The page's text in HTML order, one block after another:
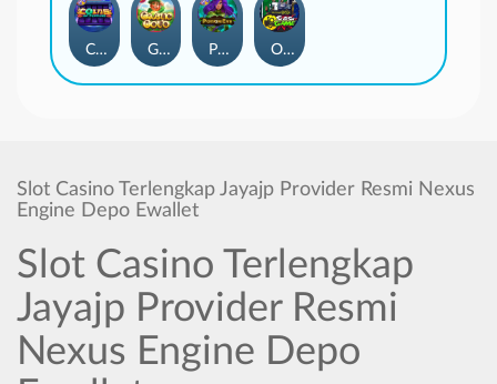
Poison Eve
Coins of Fortune Outsourced: Slash Game
Gaelic Gold
Slot Casino Terlengkap Jayajp Provider Resmi Nexus
Engine Depo Ewallet
Slot Casino Terlengkap
Jayajp Provider Resmi
Nexus Engine Depo